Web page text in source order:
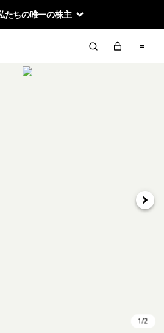
たちの唯一の株主
次へ